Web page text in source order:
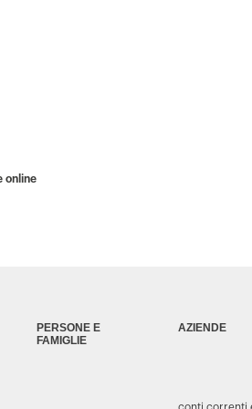
online
PERSONE E
FAMIGLIE
AZIENDE